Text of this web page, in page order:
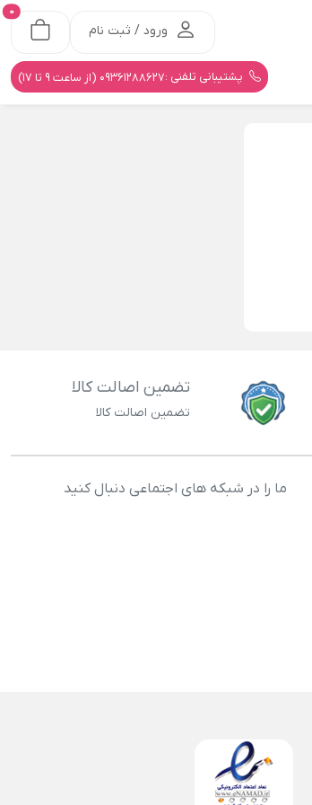
ورود / ثبت نام
0
پشتیبانی تلفنی :09361288627 (از ساعت 9 تا 17)
تضمین اصالت کالا
تضمین اصالت کالا
ما را در شبکه های اجتماعی دنبال کنید